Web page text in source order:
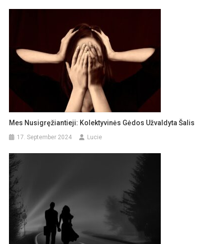
Mes Nusigręžiantieji: Kolektyvinės Gėdos Užvaldyta Šalis
17. September 2024 Lucie